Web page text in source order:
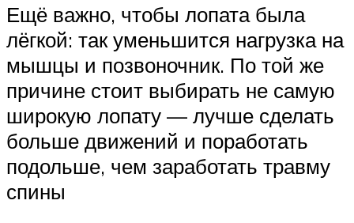
Ещё важно, чтобы лопата была
лёгкой: так уменьшится нагрузка на
мышцы и позвоночник. По той же
причине стоит выбирать не самую
широкую лопату — лучше сделать
больше движений и поработать
подольше, чем заработать травму
спины